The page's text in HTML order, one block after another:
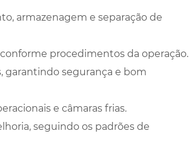
armazenagem e separação de
procedimentos da operação.
garantindo segurança e bom
e câmaras frias.
seguindo os padrões de